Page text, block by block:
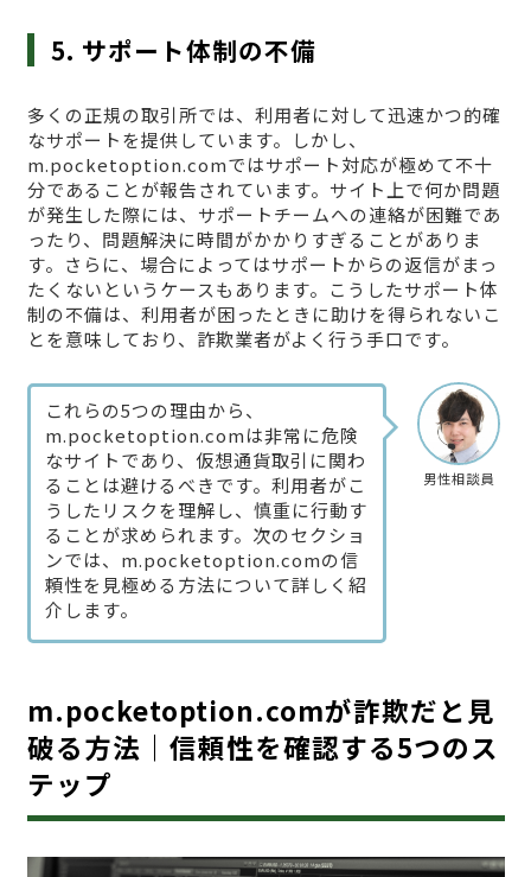
5. サポート体制の不備
多くの正規の取引所では、利用者に対して迅速かつ的確
なサポートを提供しています。しかし、
m.pocketoption.comではサポート対応が極めて不十
分であることが報告されています。サイト上で何か問題
が発生した際には、サポートチームへの連絡が困難であ
ったり、問題解決に時間がかかりすぎることがありま
す。さらに、場合によってはサポートからの返信がまっ
たくないというケースもあります。こうしたサポート体
制の不備は、利用者が困ったときに助けを得られないこ
とを意味しており、詐欺業者がよく行う手口です。
男性相談員
これらの5つの理由から、
m.pocketoption.comは非常に危険
なサイトであり、仮想通貨取引に関わ
ることは避けるべきです。利用者がこ
うしたリスクを理解し、慎重に行動す
ることが求められます。次のセクショ
ンでは、m.pocketoption.comの信
頼性を見極める方法について詳しく紹
介します。
m.pocketoption.comが詐欺だと見
破る方法｜信頼性を確認する5つのス
テップ